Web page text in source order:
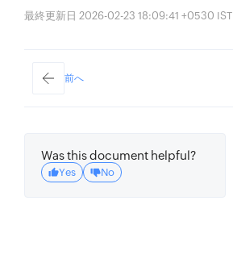
最終更新日 2026-02-23 18:09:41 +0530 IST
前へ
Was this document helpful?
Yes No